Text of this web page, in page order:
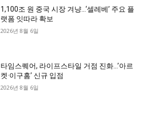
1,100조 원 중국 시장 겨냥…‘셀레베’ 주요 플
랫폼 잇따라 확보
2026년 8월 6일
타임스퀘어, 라이프스타일 거점 진화…’아르
켓·이구홈’ 신규 입점
2026년 8월 6일